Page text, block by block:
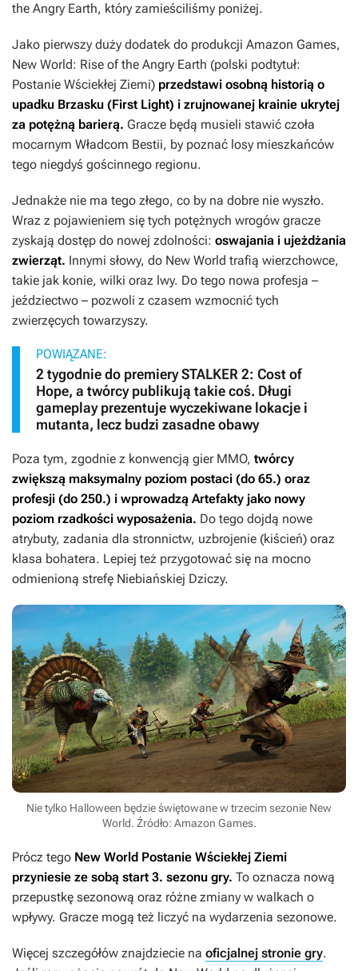
the Angry Earth, który zamieściliśmy poniżej.
Jako pierwszy duży dodatek do produkcji Amazon Games,
New World: Rise of the Angry Earth (polski podtytuł:
Postanie Wściekłej Ziemi) przedstawi osobną historią o
upadku Brzasku (First Light) i zrujnowanej krainie ukrytej
za potężną barierą. Gracze będą musieli stawić czoła
mocarnym Władcom Bestii, by poznać losy mieszkańców
tego niegdyś gościnnego regionu.
Jednakże nie ma tego złego, co by na dobre nie wyszło.
Wraz z pojawieniem się tych potężnych wrogów gracze
zyskają dostęp do nowej zdolności: oswajania i ujeżdżania
zwierząt. Innymi słowy, do New World trafią wierzchowce,
takie jak konie, wilki oraz lwy. Do tego nowa profesja –
jeździectwo – pozwoli z czasem wzmocnić tych
zwierzęcych towarzyszy.
POWIĄZANE:
2 tygodnie do premiery STALKER 2: Cost of
Hope, a twórcy publikują takie coś. Długi
gameplay prezentuje wyczekiwane lokacje i
mutanta, lecz budzi zasadne obawy
Poza tym, zgodnie z konwencją gier MMO, twórcy
zwiększą maksymalny poziom postaci (do 65.) oraz
profesji (do 250.) i wprowadzą Artefakty jako nowy
poziom rzadkości wyposażenia. Do tego dojdą nowe
atrybuty, zadania dla stronnictw, uzbrojenie (kiścień) oraz
klasa bohatera. Lepiej też przygotować się na mocno
odmienioną strefę Niebiańskiej Dziczy.
Nie tylko Halloween będzie świętowane w trzecim sezonie New
World. Źródło: Amazon Games.
Prócz tego New World Postanie Wściekłej Ziemi
przyniesie ze sobą start 3. sezonu gry. To oznacza nową
przepustkę sezonową oraz różne zmiany w walkach o
wpływy. Gracze mogą też liczyć na wydarzenia sezonowe.
Więcej szczegółów znajdziecie na oficjalnej stronie gry.